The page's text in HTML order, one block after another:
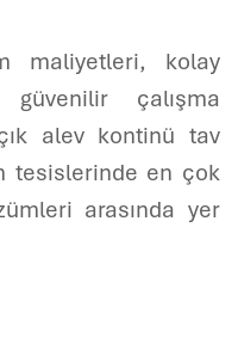
maliyetleri, kolay
çalışma
alev kontinü tav
tesislerinde en çok
arasında yer